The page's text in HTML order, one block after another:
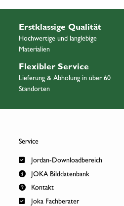
Erstklassige Qualität
Hochwertige und langlebige
Materialien
Flexibler Service
Lieferung & Abholung in über 60
Standorten
Service
Jordan-Downloadbereich
JOKA Bilddatenbank
Kontakt
Joka Fachberater